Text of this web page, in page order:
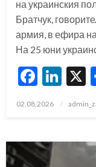
на украинския
Братчук,
армия, в ефира
На 25 юни
Posted
02.08.2026